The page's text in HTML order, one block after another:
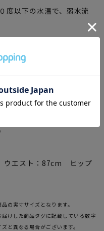
度以下の水温で、弱水流
エスト：87cm ヒップ
の実寸サイズとなります。
けした商品タグに記載している数字
と異なる場合がございます。